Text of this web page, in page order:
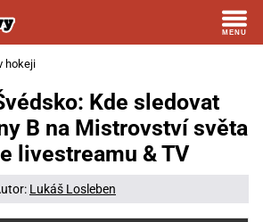
hokeji
Kde sledovat
B na Mistrovství světa
livestreamu & TV
Lukáš Losleben